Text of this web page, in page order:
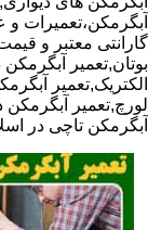
آبگرمکن،تعمیرات
گارانتی معتبر و
بوتان,تعمیر
الکتریک,تعمیر
لورچ,تعمیر آبگرمکن
آبگرمکن تاچی در